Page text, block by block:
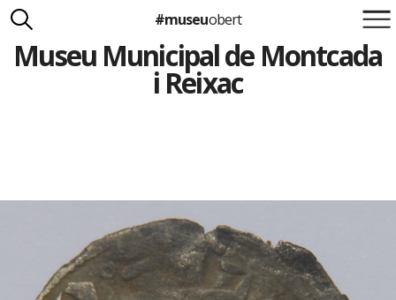
Suma't a la iniciativa
Carlota Royo
#museuobert
Museu Municipal de Montcada
i Reixac